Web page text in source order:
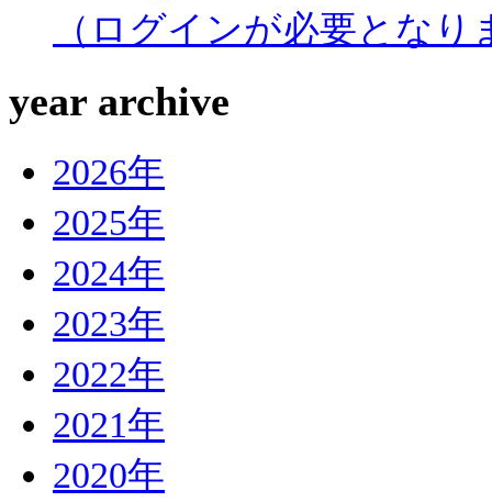
（ログインが必要となり
year archive
2026年
2025年
2024年
2023年
2022年
2021年
2020年